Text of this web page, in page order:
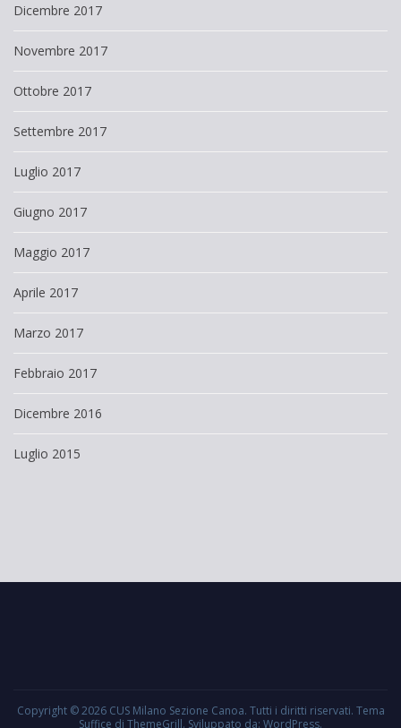
Dicembre 2017
Novembre 2017
Ottobre 2017
Settembre 2017
Luglio 2017
Giugno 2017
Maggio 2017
Aprile 2017
Marzo 2017
Febbraio 2017
Dicembre 2016
Luglio 2015
Copyright © 2026 CUS Milano Sezione Canoa. Tutti i diritti riservati. Tema
Suffice di ThemeGrill. Sviluppato da: WordPress.